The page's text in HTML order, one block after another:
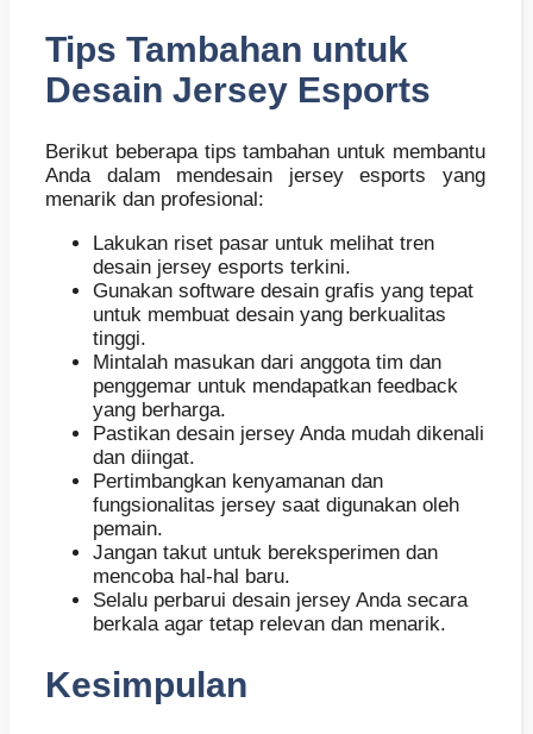
Tips Tambahan untuk
Desain Jersey Esports
Berikut beberapa tips tambahan untuk membantu
Anda dalam mendesain jersey esports yang
menarik dan profesional:
Lakukan riset pasar untuk melihat tren
desain jersey esports terkini.
Gunakan software desain grafis yang tepat
untuk membuat desain yang berkualitas
tinggi.
Mintalah masukan dari anggota tim dan
penggemar untuk mendapatkan feedback
yang berharga.
Pastikan desain jersey Anda mudah dikenali
dan diingat.
Pertimbangkan kenyamanan dan
fungsionalitas jersey saat digunakan oleh
pemain.
Jangan takut untuk bereksperimen dan
mencoba hal-hal baru.
Selalu perbarui desain jersey Anda secara
berkala agar tetap relevan dan menarik.
Kesimpulan